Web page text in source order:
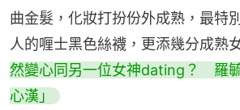
曲金髮，化妝打扮份外成熟，最特
人的喱士黑色絲襪，更添幾分成熟
然變心同另一位女神dating？　羅
心漢」